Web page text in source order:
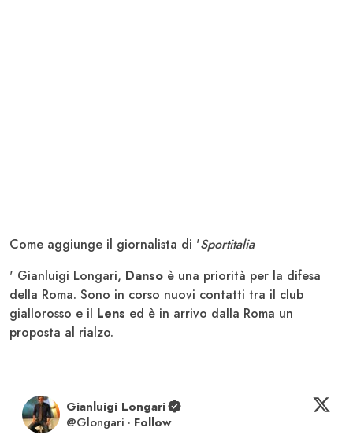
Come aggiunge il giornalista di 'Sportitalia
' Gianluigi Longari, Danso è una priorità per la difesa
della Roma. Sono in corso nuovi contatti tra il club
giallorosso e il Lens ed è in arrivo dalla Roma un
proposta al rialzo.
Gianluigi Longari
@Glongari · Follow